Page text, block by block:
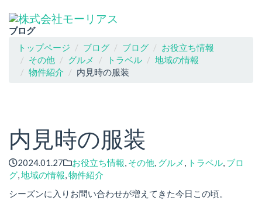
ブログ
トップページ
ブログ ブログ
お役立ち情報
その他
グルメ トラベル
地域の情報
物件紹介
内見時の服装
内見時の服装
2024.01.27 お役立ち情報, その他, グルメ , トラベル, ブロ
グ,地域の情報,物件紹介
シーズンに入りお問い合わせが増えてきた今日この頃。